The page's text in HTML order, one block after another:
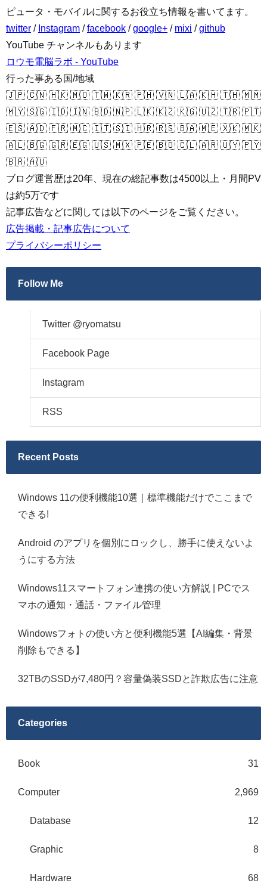
ピュータ・モバイルに関するお役立ち情報を書いてます。
twitter / Instagram /facebook /google+ / mixi /github
YouTube チャンネルもあります
ロウモ電脳ラボ - YouTube
行った事ある国/地域
🇯🇵 🇨🇳 🇭🇰 🇲🇴 🇹🇼 🇰🇷 🇵🇭 🇻🇳 🇱🇦 🇰🇭 🇹🇭 🇲🇲
🇲🇾 🇸🇬 🇮🇩 🇮🇳 🇧🇩 🇳🇵 🇱🇰 🇰🇿 🇰🇬 🇺🇿 🇹🇷 🇵🇹
🇪🇸 🇦🇩 🇫🇷 🇲🇨 🇮🇹 🇸🇮 🇭🇷 🇷🇸 🇧🇦 🇲🇪 🇽🇰 🇲🇰
🇦🇱 🇧🇬 🇬🇷 🇪🇬 🇺🇸 🇲🇽 🇵🇪 🇧🇴 🇨🇱 🇦🇷 🇺🇾 🇵🇾
🇧🇷 🇦🇺
ブログ運営歴は20年、現在の総記事数は4500以上・月間PV
は約5万です
記事広告などに関しては以下のページをご覧ください。
広告掲載・記事広告について
プライバシーポリシー
Follow Me
Twitter @ryomatsu
Facebook Page
Instagram
RSS
Recent Posts
Windows 11の便利機能10選｜標準機能だけでここまで
できる!
Android のアプリを個別にロックし、勝手に使えないよ
うにする方法
Windows11スマートフォン連携の使い方解説 | PCでス
マホの通知・通話・ファイル管理
Windowsフォトの使い方と便利機能5選【AI編集・背景
削除もできる】
32TBのSSDが7,480円？容量偽装SSDと詐欺広告に注意
Categories
Book 31
Computer 2,969
Database 12
Graphic 8
Hardware 68